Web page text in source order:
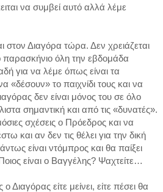
να συμβεί αυτό αλλά λέμε
στον Διαγόρα τώρα. Δεν χρειάζεται
όλη την εβδομάδα
για να λέμε όπως είναι τα
το παιχνίδι τους και να
δεν είναι μόνος του σε όλο
σημαντική και από τις «δυνατές».
σχέσεις ο Πρόεδρος και να
και αν δεν τις θέλει για την δική
είναι ντόμπρος και θα παίξει
είναι ο Βαγγέλης? Ψαχτείτε…
είτε μείνει, είτε πέσει θα